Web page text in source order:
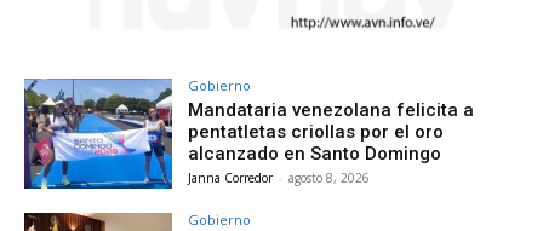
Gobierno
Mandataria venezolana felicita a
pentatletas criollas por el oro
alcanzado en Santo Domingo
Janna Corredor - agosto 8, 2026
Gobierno